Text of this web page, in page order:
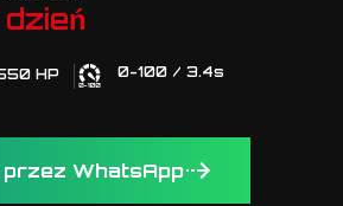
HP 0-100 / 3.4s
przez WhatsApp